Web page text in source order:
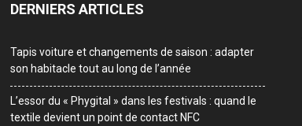
DERNIERS ARTICLES
Tapis voiture et changements de saison : adapter
son habitacle tout au long de l’année
L’essor du « Phygital » dans les festivals : quand le
textile devient un point de contact NFC